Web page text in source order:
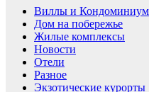
Виллы и
Дом на побережье
Жилые комплексы
Новости
Отели
Разное
Экзотические курорты